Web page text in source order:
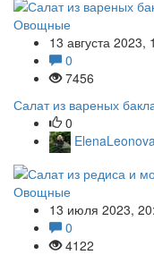
Овощные
13 августа 2023,
0
7456
Салат из вареных
0
ElenaLeonova
Овощные
13 июля 2023,
0
4122